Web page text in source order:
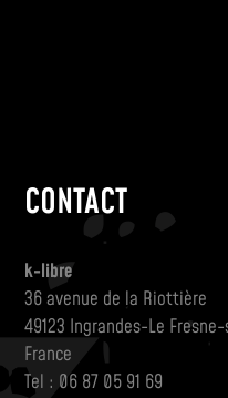
CONTACT
k-libre
36 avenue de la Riottière
49123 Ingrandes-Le
France
Tel : 06 87 05 91 69